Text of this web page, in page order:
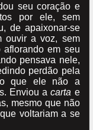
seu coração e
por ele, sem
de apaixonar-se
ouvir a voz, sem
em seu
pensava nele,
perdão pela
que ele não a
Enviou acarta e
mesmo que não
voltariam a se